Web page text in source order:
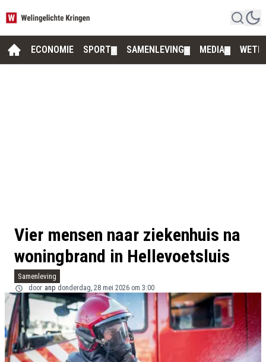
ECONOMIE SPORT SAMENLEVING MEDIA
Vier mensen naar ziekenhuis na
woningbrand in Hellevoetsluis
Samenleving
door anp donderdag, 28 mei 2026 om 3:00